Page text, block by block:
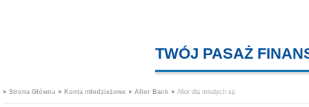
TWÓJ PASAŻ
Strona Główna Konta młodzieżowe Alior Bank Alior dla mlodych sp